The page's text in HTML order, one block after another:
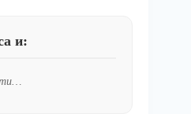
и: